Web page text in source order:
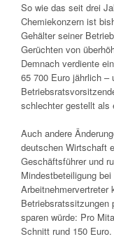
So wie das seit drei
Chemiekonzern ist
Gehälter seiner
Gerüchten von
Demnach verdiente
65 700 Euro jährlich
schlechter gestellt als
Auch andere
deutschen Wirtschaft
Geschäftsführer und
Mindestbeteiligung
Betriebsratssitzungen
sparen würde: Pro
Schnitt rund 150 Euro.